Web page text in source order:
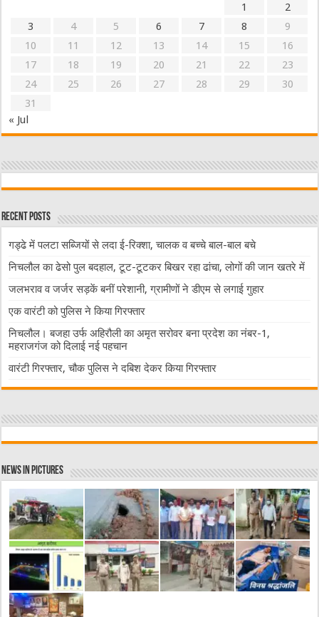
1
2
3
4 5 6 7 8
9
10
11 12 13 14 15
16
17
18 19 20 21 22
23
24
25 26 27 28 29
30
31
« Jul
Recent Posts
गड्ढे में पलटा सब्जियों से लदा ई-रिक्शा, चालक व बच्चे बाल-बाल बचे
निचलौल का ढेसो पुल बदहाल, टूट-टूटकर बिखर रहा ढांचा, लोगों की जान खतरे में
जलभराव व जर्जर सड़कें बनीं परेशानी, ग्रामीणों ने डीएम से लगाई गुहार
एक वारंटी को पुलिस ने किया गिरफ्तार
निचलौल। बजहा उर्फ अहिरौली का अमृत सरोवर बना प्रदेश का नंबर-1,
महराजगंज को दिलाई नई पहचान
वारंटी गिरफ्तार, चौक पुलिस ने दबिश देकर किया गिरफ्तार
News in Pictures